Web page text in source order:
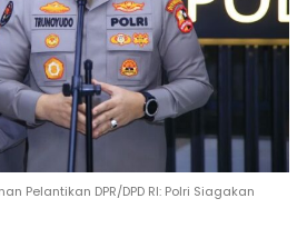
Pelantikan DPR/DPD RI: Polri Siagakan